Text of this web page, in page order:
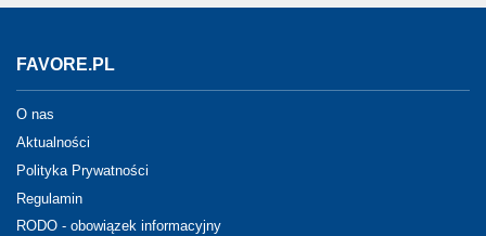
FAVORE.PL
O nas
Aktualności
Polityka Prywatności
Regulamin
RODO - obowiązek informacyjny